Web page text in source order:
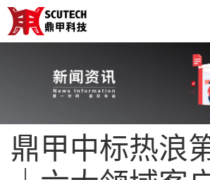
鼎甲中标热浪